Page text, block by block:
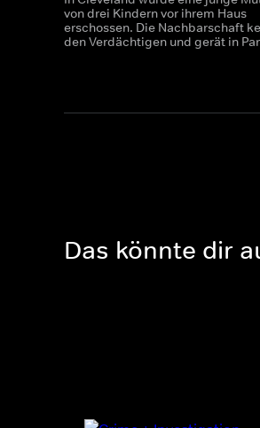
von drei Kindern vor ihrem Haus
erschossen. Die Nachbarschaft
den Verdächtigen und gerät in
Das könnte dir